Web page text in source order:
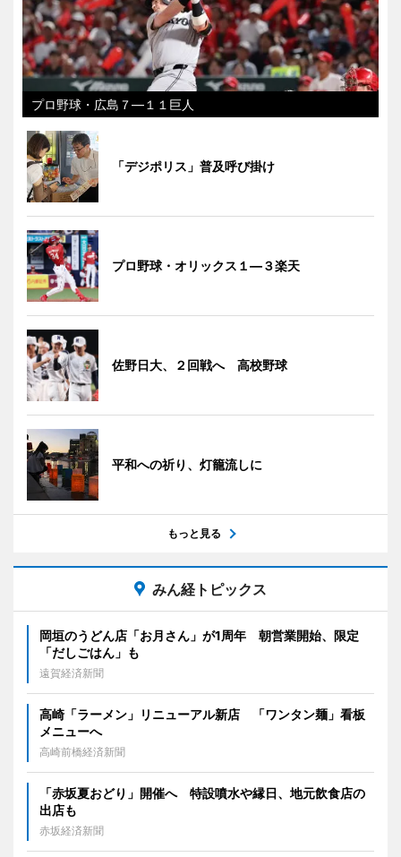
プロ野球・広島７―１１巨人
「デジポリス」普及呼び掛け
プロ野球・オリックス１―３楽天
佐野日大、２回戦へ 高校野球
平和への祈り、灯籠流しに
もっと見る
みん経トピックス
岡垣のうどん店「お月さん」が1周年 朝営業開始、限定
「だしごはん」も
遠賀経済新聞
高崎「ラーメン」リニューアル新店 「ワンタン麺」看板
メニューへ
高崎前橋経済新聞
「赤坂夏おどり」開催へ 特設噴水や縁日、地元飲食店の
出店も
赤坂経済新聞